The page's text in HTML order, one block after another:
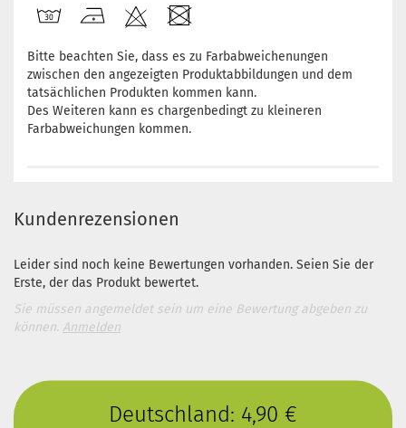
Bitte beachten Sie, dass es zu Farbabweichenungen
zwischen den angezeigten Produktabbildungen und dem
tatsächlichen Produkten kommen kann.
Des Weiteren kann es chargenbedingt zu kleineren
Farbabweichungen kommen.
Kundenrezensionen
Leider sind noch keine Bewertungen vorhanden. Seien Sie der
Erste, der das Produkt bewertet.
Sie müssen angemeldet sein um eine Bewertung abgeben zu
können. Anmelden
Deutschland: 4,90 €